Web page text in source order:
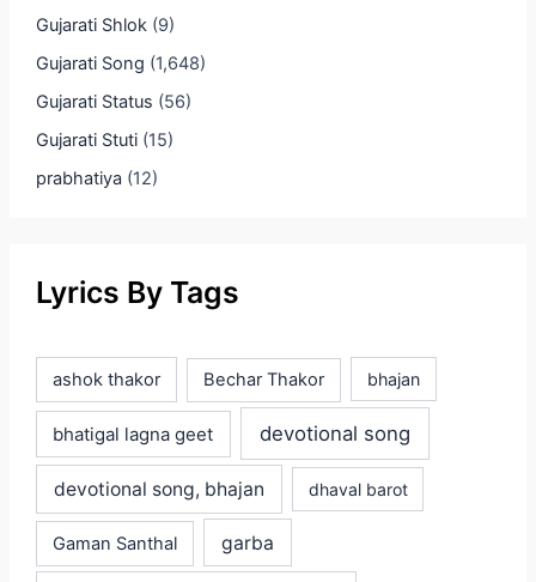
Gujarati Shlok(9)
Gujarati Song (1,648)
Gujarati Status (56)
Gujarati Stuti(15)
prabhatiya (12)
Lyrics By Tags
ashok thakor Bechar Thakor bhajan
bhatigal lagna geet devotional song
devotional song, bhajan dhaval barot
Gaman Santhal garba